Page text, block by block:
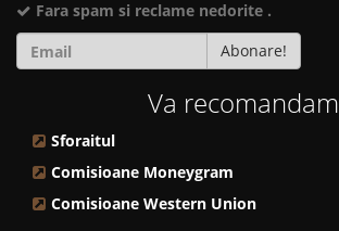
Fara spam si reclame nedorite .
Abonare!
Va recomandam
Sforaitul
Comisioane Moneygram
Comisioane Western Union